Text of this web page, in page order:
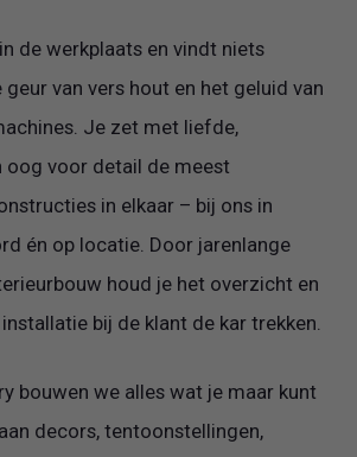
de werkplaats en vindt niets
van vers hout en het geluid van
Je zet met liefde,
oog voor detail de meest
in elkaar – bij ons in
én op locatie. Door jarenlange
houd je het overzicht en
bij de klant de kar trekken.
bouwen we alles wat je maar kunt
decors, tentoonstellingen,